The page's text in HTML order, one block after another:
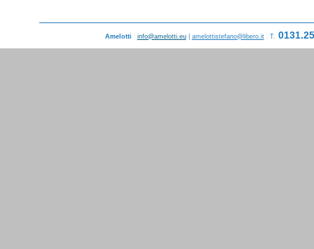
Amelotti info@amelotti.eu| amelottistefano@libero.it T.